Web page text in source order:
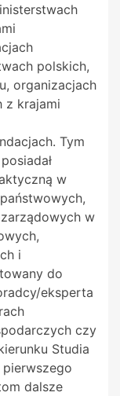
polskich,
organizacjach
z krajami
Tym
w
w
i
do
eksperta
czy
Studia
pierwszego
dalsze